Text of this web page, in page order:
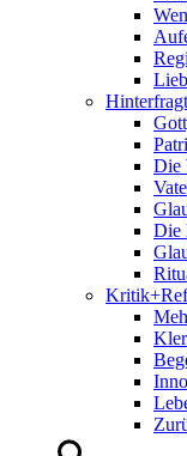
Hinterfragt
Die
Die